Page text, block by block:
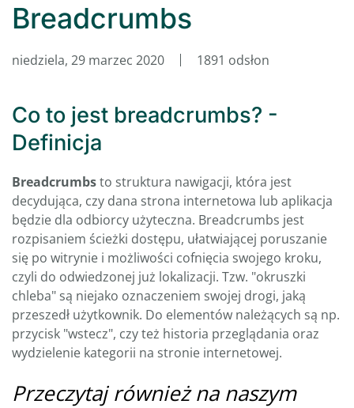
Breadcrumbs
niedziela, 29 marzec 2020 1891 odsłon
Co to jest breadcrumbs? -
Definicja
Breadcrumbsto struktura nawigacji, która jest
decydująca, czy dana strona internetowa lub aplikacja
będzie dla odbiorcy użyteczna. Breadcrumbs jest
rozpisaniem ścieżki dostępu, ułatwiającej poruszanie
się po witrynie i możliwości cofnięcia swojego kroku,
czyli do odwiedzonej już lokalizacji. Tzw. "okruszki
chleba" są niejako oznaczeniem swojej drogi, jaką
przeszedł użytkownik. Do elementów należących są np.
przycisk "wstecz", czy też historia przeglądania oraz
wydzielenie kategorii na stronie internetowej.
Przeczytaj również na naszym